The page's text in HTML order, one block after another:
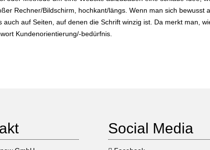
Rechner/Bildschirm, hochkant/längs. Wenn man sich bewusst
auch auf Seiten, auf denen die Schrift winzig ist. Da merkt man,
Kundenorientierung/-bedürfnis.
Social Media